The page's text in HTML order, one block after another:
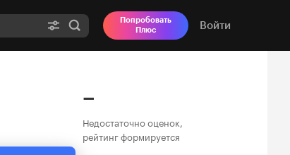
Попробовать
Плюс
Войти
–
Недостаточно оценок,
рейтинг формируется